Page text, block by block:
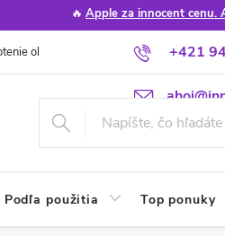
🔥 Apple za innocent cenu.
+421
obchodu Poradňa Apple
Podľa použitia Top ponuky